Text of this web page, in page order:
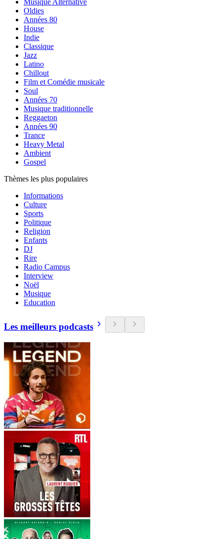
Musique Alternative
Oldies
Années 80
House
Indie
Classique
Jazz
Latino
Chillout
Film et Comédie musicale
Soul
Années 70
Musique traditionnelle
Reggaeton
Années 90
Trance
Heavy Metal
Ambient
Gospel
Thèmes les plus populaires
Informations
Culture
Sports
Politique
Religion
Enfants
DJ
Rire
Radio Campus
Interview
Noël
Musique
Education
Les meilleurs podcasts